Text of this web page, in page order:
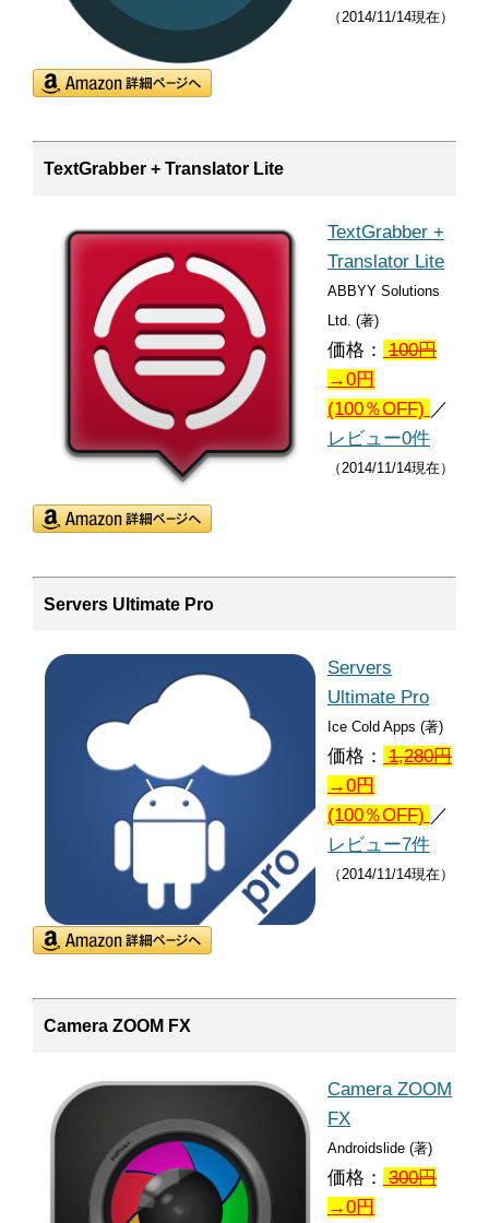
（2014/11/14現在）
TextGrabber + Translator Lite
TextGrabber +
Translator Lite
ABBYY Solutions
Ltd. (著)
価格： 100円
→0円
(100％OFF) ／
レビュー0件
（2014/11/14現在）
Servers Ultimate Pro
Servers
Ultimate Pro
Ice Cold Apps (著)
価格： 1,280円
→0円
(100％OFF) ／
レビュー7件
（2014/11/14現在）
Camera ZOOM FX
Camera ZOOM
FX
Androidslide (著)
価格： 300円
→0円